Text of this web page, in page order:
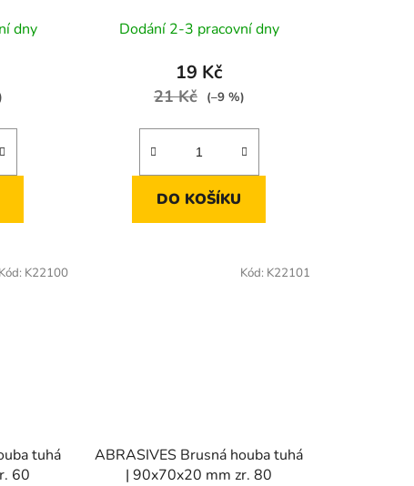
dny Dodání 2-3 pracovní dny
19 Kč
21 Kč (–9 %)
DO KOŠÍKU
tuhá
60
Kód: K22100
ABRASIVES Brusná houba tuhá
| 90x70x20 mm zr. 80
Kód: K22101